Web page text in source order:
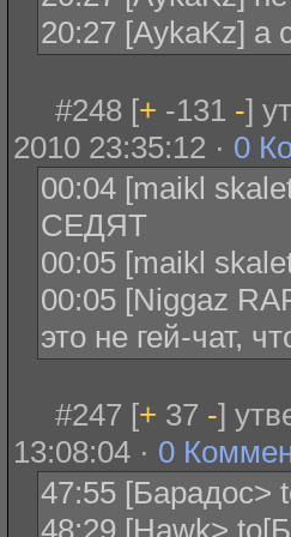
20:27 [AykaKz] а
#248 [+ -131 -]
2010 23:35:12 · 0
00:04 [maikl
СЕДЯТ
00:05 [maikl
00:05 [Niggaz
это не гей-чат,
#247 [+ 37 -]
13:08:04 · 0
47:55 [Барадос>
48:29 [Hawk>